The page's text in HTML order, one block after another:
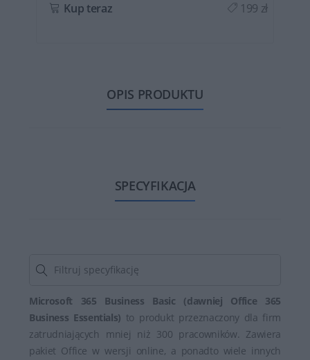
Kup teraz 199 zł
OPIS PRODUKTU
SPECYFIKACJA
Microsoft 365 Business Basic (dawniej Office 365
Business Essentials) to produkt przeznaczony dla firm
zatrudniających mniej niż 300 pracowników. Zawiera
pakiet Office w wersji online, a ponadto wiele innych